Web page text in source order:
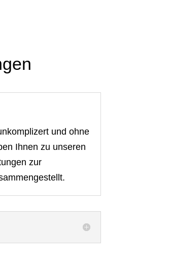
und ohne
Ihnen zu unseren
zur